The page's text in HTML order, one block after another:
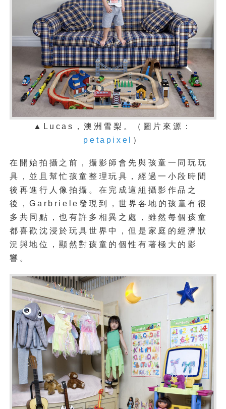
▲Lucas，澳洲雪梨。（圖片來源：
petapixel
）
在開始拍攝之前，攝影師會先與孩童一同玩玩
具，並且幫忙孩童整理玩具，經過一小段時間
後再進行人像拍攝。在完成這組攝影作品之
後，Garbriele發現到，世界各地的孩童有很
多共同點，也有許多相異之處，雖然每個孩童
都喜歡沈浸於玩具世界中，但是家庭的經濟狀
況與地位，顯然對孩童的個性有著極大的影
響。